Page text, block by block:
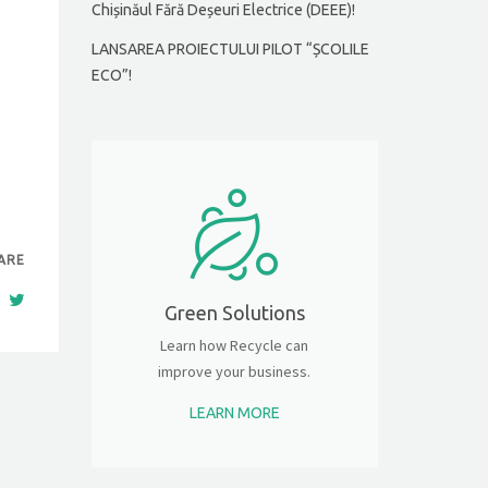
Chișinăul Fără Deșeuri Electrice (DEEE)!
LANSAREA PROIECTULUI PILOT “ȘCOLILE
ECO”!
Green Solutions
Learn how Recycle can
improve your business.
LEARN MORE